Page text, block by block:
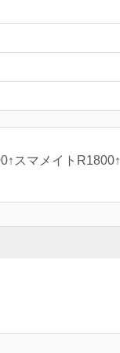
スマメイトR1800↑